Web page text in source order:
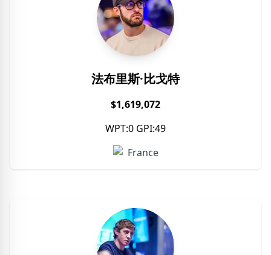
法布里斯·比戈特
$1,619,072
WPT:0 GPI:49
France